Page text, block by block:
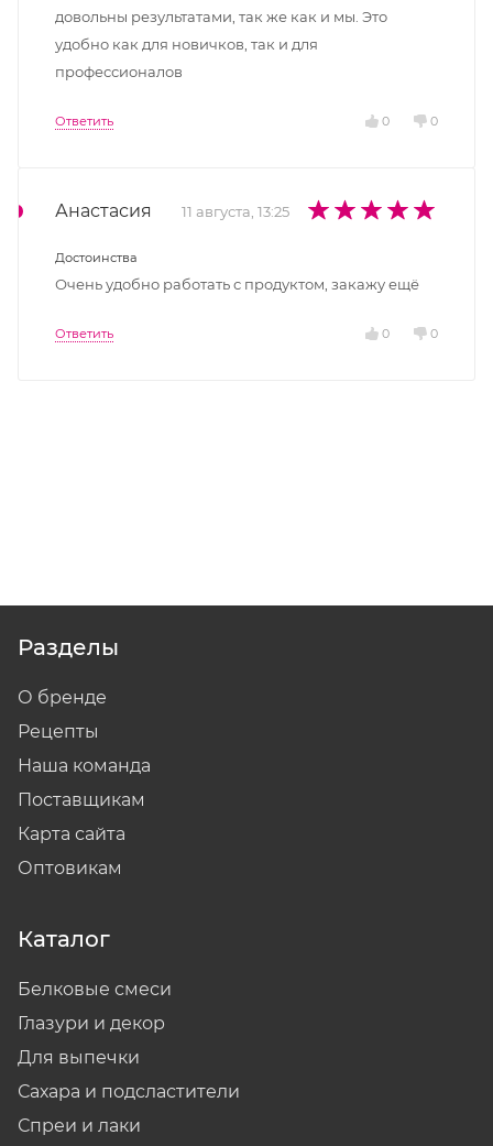
довольны результатами, так же как и мы. Это
удобно как для новичков, так и для
профессионалов
Ответить 0 0
Анастасия 11 августа, 13:25
Достоинства
Очень удобно работать с продуктом, закажу ещё
Ответить 0 0
Разделы
О бренде
Рецепты
Наша команда
Поставщикам
Карта сайта
Оптовикам
Каталог
Белковые смеси
Глазури и декор
Для выпечки
Сахара и подсластители
Спреи и лаки